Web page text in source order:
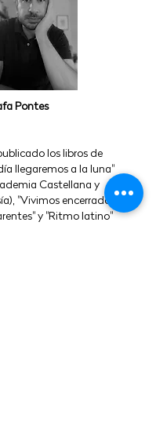
Pontes
los libros de
llegaremos a la luna"
Castellana y
"Vivimos encerrados en
y "Ritmo latino"